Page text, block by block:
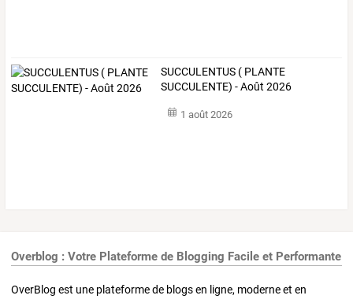
SUCCULENTUS ( PLANTE
SUCCULENTE) - Août 2026
1 août 2026
Overblog : Votre Plateforme de Blogging Facile et Performante
OverBlog est une plateforme de blogs en ligne, moderne et en